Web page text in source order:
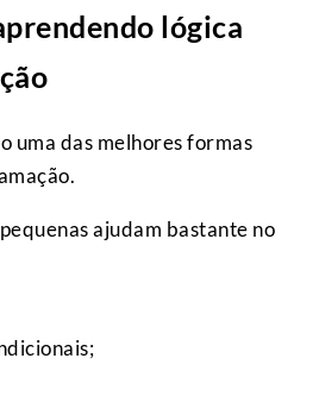
lógica
uma das melhores formas
ajudam bastante no